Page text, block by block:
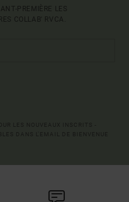
PREMIÈRE LES
COLLAB' RVCA.